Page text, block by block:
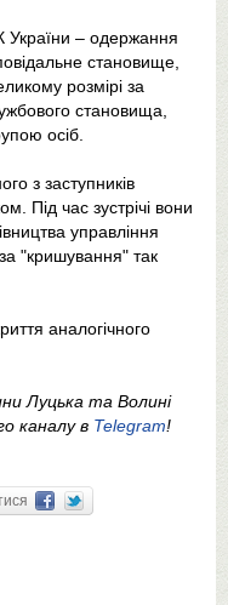
України – одержання
становище,
розмірі за
становища,
осіб.
з заступників
Під час зустрічі вони
управління
за "кришування" так
аналогічного
Луцька та Волині
каналу в Telegram!